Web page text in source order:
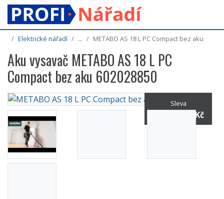
Elektrické nářadí ... METABO AS 18 L PC Compact bez aku
Aku vysavač METABO AS 18 L PC
Compact bez aku 602028850
Sleva
14% / -643 Kč